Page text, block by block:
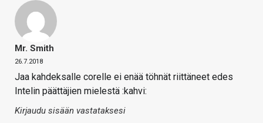
Mr. Smith
26.7.2018
Jaa kahdeksalle corelle ei enää töhnät riittäneet edes
Intelin päättäjien mielestä :kahvi:
Kirjaudu sisään vastataksesi